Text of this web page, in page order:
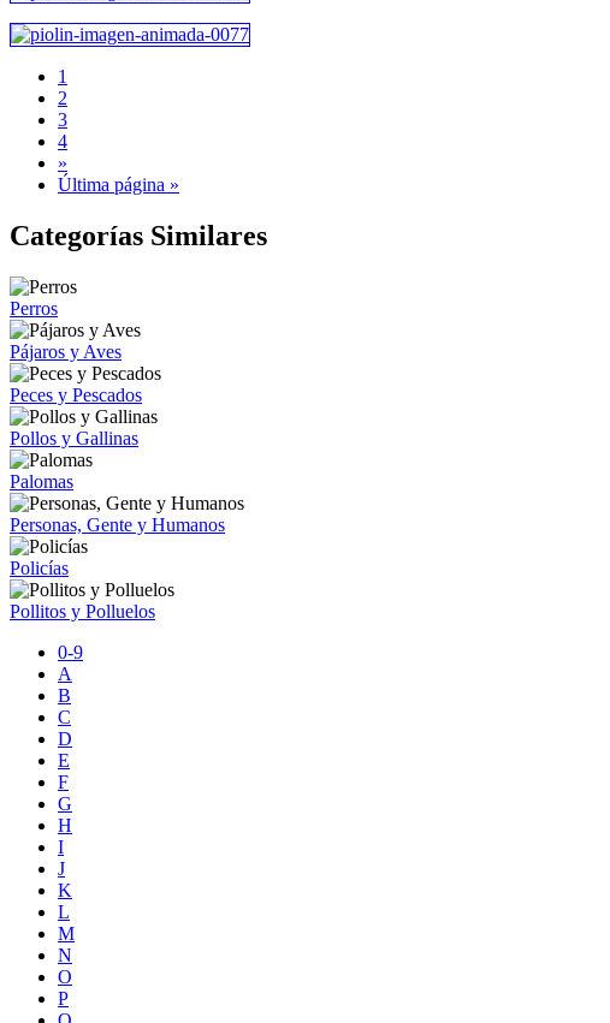
1
2
3
4
»
Última página »
Categorías Similares
Perros
Pájaros y Aves
Peces y Pescados
Pollos y Gallinas
Palomas
Personas, Gente y Humanos
Policías
Pollitos y Polluelos
0-9
A
B
C
D
E
F
G
H
I
J
K
L
M
N
O
P